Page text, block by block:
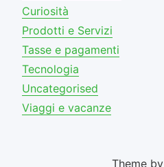
Curiosità
Prodotti e Servizi
Tasse e pagamenti
Tecnologia
Uncategorised
Viaggi e vacanze
Theme by